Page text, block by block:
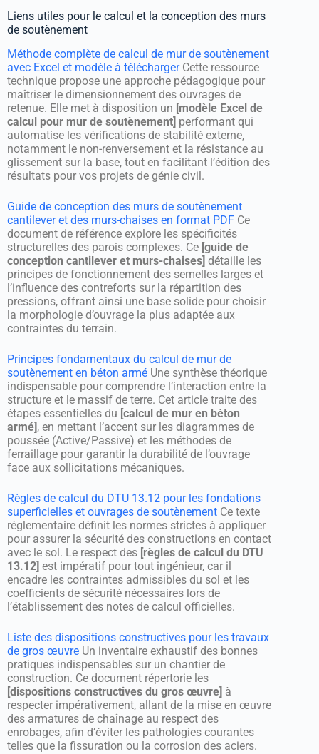
Liens utiles pour le calcul et la conception des murs
de soutènement
Méthode complète de calcul de mur de soutènement
avec Excel et modèle à téléchargerCette ressource
technique propose une approche pédagogique pour
maîtriser le dimensionnement des ouvrages de
retenue. Elle met à disposition un [modèle Excel de
calcul pour mur de soutènement] performant qui
automatise les vérifications de stabilité externe,
notamment le non-renversement et la résistance au
glissement sur la base, tout en facilitant l’édition des
résultats pour vos projets de génie civil.
Guide de conception des murs de soutènement
cantilever et des murs-chaises en format PDF Ce
document de référence explore les spécificités
structurelles des parois complexes. Ce [guide de
conception cantilever et murs-chaises] détaille les
principes de fonctionnement des semelles larges et
l’influence des contreforts sur la répartition des
pressions, offrant ainsi une base solide pour choisir
la morphologie d’ouvrage la plus adaptée aux
contraintes du terrain.
Principes fondamentaux du calcul de mur de
soutènement en béton armé Une synthèse théorique
indispensable pour comprendre l’interaction entre la
structure et le massif de terre. Cet article traite des
étapes essentielles du [calcul de mur en béton
armé], en mettant l’accent sur les diagrammes de
poussée (Active/Passive) et les méthodes de
ferraillage pour garantir la durabilité de l’ouvrage
face aux sollicitations mécaniques.
Règles de calcul du DTU 13.12 pour les fondations
superficielles et ouvrages de soutènement Ce texte
réglementaire définit les normes strictes à appliquer
pour assurer la sécurité des constructions en contact
avec le sol. Le respect des [règles de calcul du DTU
13.12] est impératif pour tout ingénieur, car il
encadre les contraintes admissibles du sol et les
coefficients de sécurité nécessaires lors de
l’établissement des notes de calcul officielles.
Liste des dispositions constructives pour les travaux
de gros œuvre Un inventaire exhaustif des bonnes
pratiques indispensables sur un chantier de
construction. Ce document répertorie les
[dispositions constructives du gros œuvre] à
respecter impérativement, allant de la mise en œuvre
des armatures de chaînage au respect des
enrobages, afin d’éviter les pathologies courantes
telles que la fissuration ou la corrosion des aciers.